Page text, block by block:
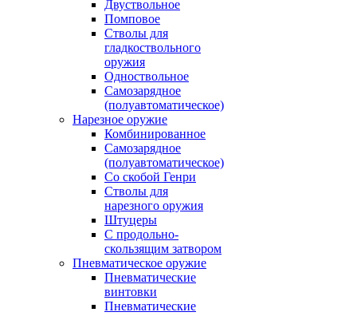
Двуствольное
Помповое
Стволы для
гладкоствольного
оружия
Одноствольное
Самозарядное
(полуавтоматическое)
Нарезное оружие
Комбинированное
Самозарядное
(полуавтоматическое)
Со скобой Генри
Стволы для
нарезного оружия
Штуцеры
С продольно-
скользящим затвором
Пневматическое оружие
Пневматические
винтовки
Пневматические